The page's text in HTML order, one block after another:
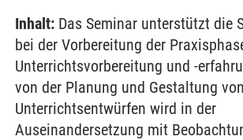
Inhalt: Das Seminar unterstützt die
bei der Vorbereitung der
Unterrichtsvorbereitung und -
von der Planung und Gestaltung von
Unterrichtsentwürfen wird in der
Auseinandersetzung mit